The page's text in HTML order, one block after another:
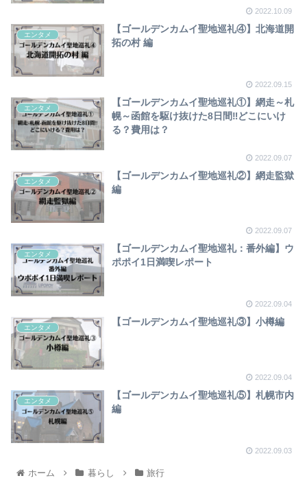
2022.10.09
エンタメ
【ゴールデンカムイ聖地巡礼④】北海道開
拓の村 編
2022.09.15
エンタメ
【ゴールデンカムイ聖地巡礼①】網走～札
幌～函館を駆け抜けた8日間‼どこにいけ
る？費用は？
2022.09.07
エンタメ
【ゴールデンカムイ聖地巡礼②】網走監獄
編
2022.09.07
エンタメ
【ゴールデンカムイ聖地巡礼：番外編】ウ
ポポイ1日満喫レポート
2022.09.04
エンタメ
【ゴールデンカムイ聖地巡礼③】小樽編
2022.09.04
エンタメ
【ゴールデンカムイ聖地巡礼⑤】札幌市内
編
2022.09.03
ホーム 暮らし 旅行